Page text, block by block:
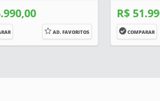
AD. FAVORITOS
R$
COMPARAR